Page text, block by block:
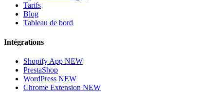
Tarifs
Blog
Tableau de bord
Intégrations
Shopify App NEW
PrestaShop
WordPress NEW
Chrome Extension NEW